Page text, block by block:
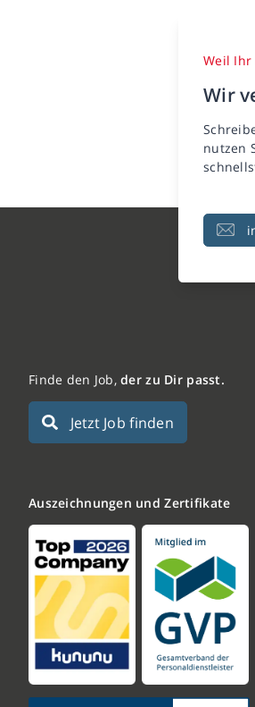
Weil
Wir
nutzen
Finde den Job,der zu Dir passt.
Jetzt Job finden
Auszeichnungen und Zertifikate